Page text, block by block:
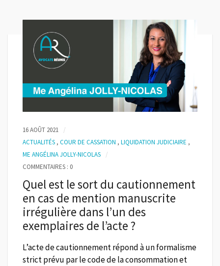
16 AOÛT 2021
ACTUALITÉS , COUR DE CASSATION , LIQUIDATION JUDICIAIRE ,
ME ANGÉLINA JOLLY-NICOLAS
COMMENTAIRES : 0
Quel est le sort du cautionnement
en cas de mention manuscrite
irrégulière dans l’un des
exemplaires de l’acte ?
L’acte de cautionnement répond à un formalisme
strict prévu par le code de la consommation et